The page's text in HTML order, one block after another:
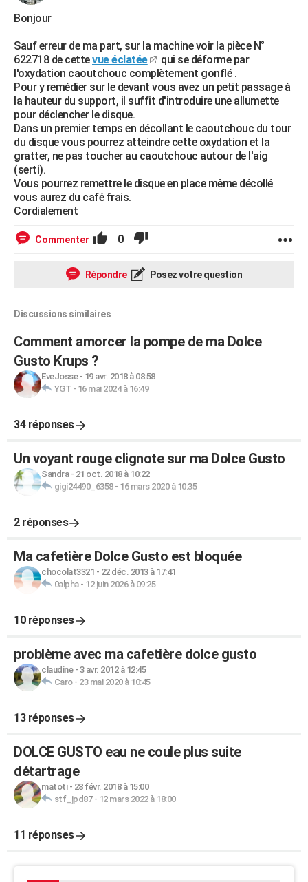
Bricolage
Lifestyle
Culture
Sport
Auto
Television
Voyage
Cinema
Bonjour
Sauf erreur de ma part, sur la machine voir la pièce N°
622718 de cettevue éclatée
qui se déforme par
l'oxydation caoutchouc complètement gonflé .
Pour y remédier sur le devant vous avez un petit passage à
la hauteur du support, il suffit d'introduire une allumette
pour déclencher le disque.
Dans un premier temps en décollant le caoutchouc du tour
du disque vous pourrez atteindre cette oxydation et la
gratter, ne pas toucher au caoutchouc autour de l'aig
(serti).
Vous pourrez remettre le disque en place même décollé
vous aurez du café frais.
Cordialement
Commenter 0
Répondre Posez votre question
Discussions similaires
Comment amorcer la pompe de ma Dolce
Gusto Krups ?
EveJosse- 19 avr. 2018 à 08:58
YGT - 16 mai 2024 à 16:49
34 réponses
Un voyant rouge clignote sur ma Dolce Gusto
Sandra- 21 oct. 2018 à 10:22
gigi24490_6358- 16 mars 2020 à 10:35
2 réponses
Ma cafetière Dolce Gusto est bloquée
chocolat3321 - 22 déc. 2013 à 17:41
0alpha- 12 juin 2026 à 09:25
10 réponses
problème avec ma cafetière dolce gusto
claudine- 3 avr. 2012 à 12:45
Caro- 23 mai 2020 à 10:45
13 réponses
DOLCE GUSTO eau ne coule plus suite
détartrage
matoti- 28 févr. 2018 à 15:00
stf_jpd87- 12 mars 2022 à 18:00
11 réponses